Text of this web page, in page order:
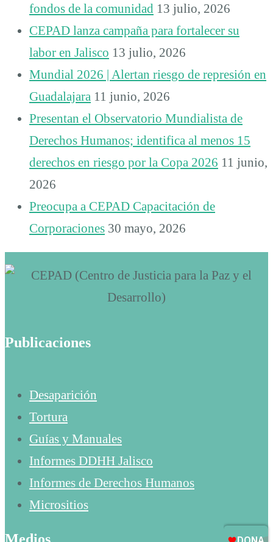
fondos de la comunidad 13 julio, 2026
CEPAD lanza campaña para fortalecer su
labor en Jalisco 13 julio, 2026
Mundial 2026 | Alertan riesgo de represión en
Guadalajara 11 junio, 2026
Presentan el Observatorio Mundialista de
Derechos Humanos; identifica al menos 15
derechos en riesgo por la Copa 2026 11 junio,
2026
Preocupa a CEPAD Capacitación de
Corporaciones 30 mayo, 2026
Publicaciones
Desaparición
Tortura
Guías y Manuales
Informes DDHH Jalisco
Informes de Derechos Humanos
Micrositios